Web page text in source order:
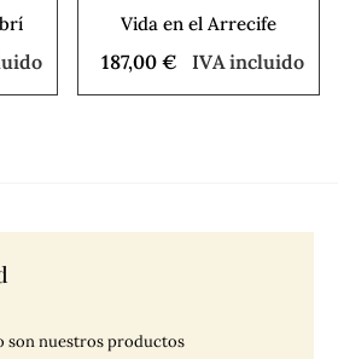
Vida en el Arrecife
187,00€ IVA incluido
son nuestros productos